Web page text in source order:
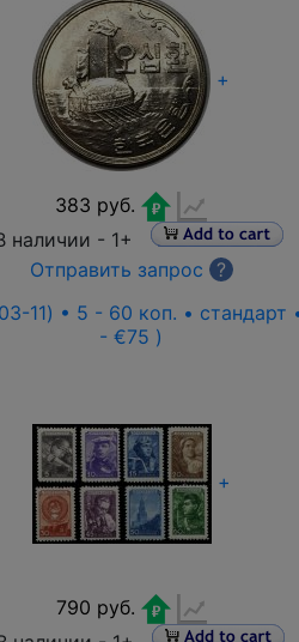
+
383 руб.
наличии - 1+
Отправить запрос
?
11) • 5 - 60 коп. • стандарт
- €75 )
+
790 руб.